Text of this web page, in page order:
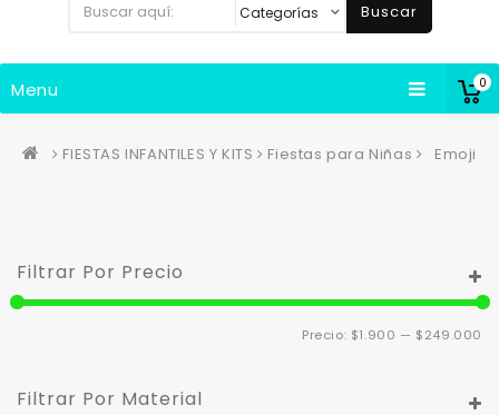
0
Buscar
Menu
FIESTAS INFANTILES Y KITS Fiestas para Niñas Emoji
Filtrar Por Precio
Precio: $1.900 — $249.000
Filtrar Por Material